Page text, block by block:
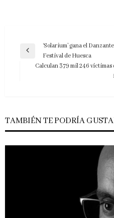
Navegación
anterior
‘Solarium’ gana el
Festival de Huesca
Calculan 379 mil 246 víctimas
TAMBIÉN TE PODRÍA